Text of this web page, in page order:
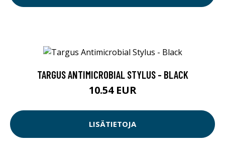
TARGUS ANTIMICROBIAL STYLUS - BLACK
10.54 EUR
LISÄTIETOJA